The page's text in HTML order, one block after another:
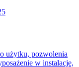
użytku, pozwolenia
w instalacje,